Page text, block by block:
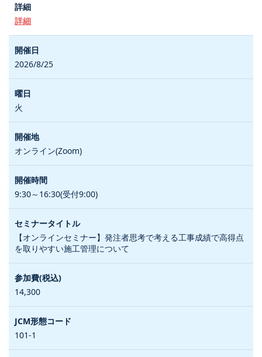
詳細
2026/8/25
火
オンライン(Zoom)
9:30～16:30(受付9:00)
【オンラインセミナー】発注者思考で考える工事成績で高得点
を取りやすい施工管理について
14,300
101-1